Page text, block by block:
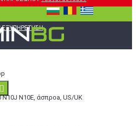
ΕΞΥΠΗΡΈΤΗΣΗ
N10E, άσπροa, US/UK